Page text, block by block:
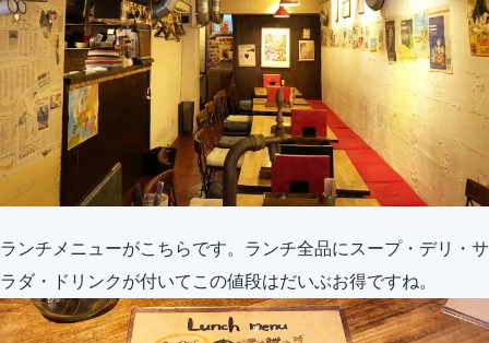
ランチメニューがこちらです。ランチ全品にスープ・デリ・サ
ラダ・ドリンクが付いてこの値段はだいぶお得ですね。